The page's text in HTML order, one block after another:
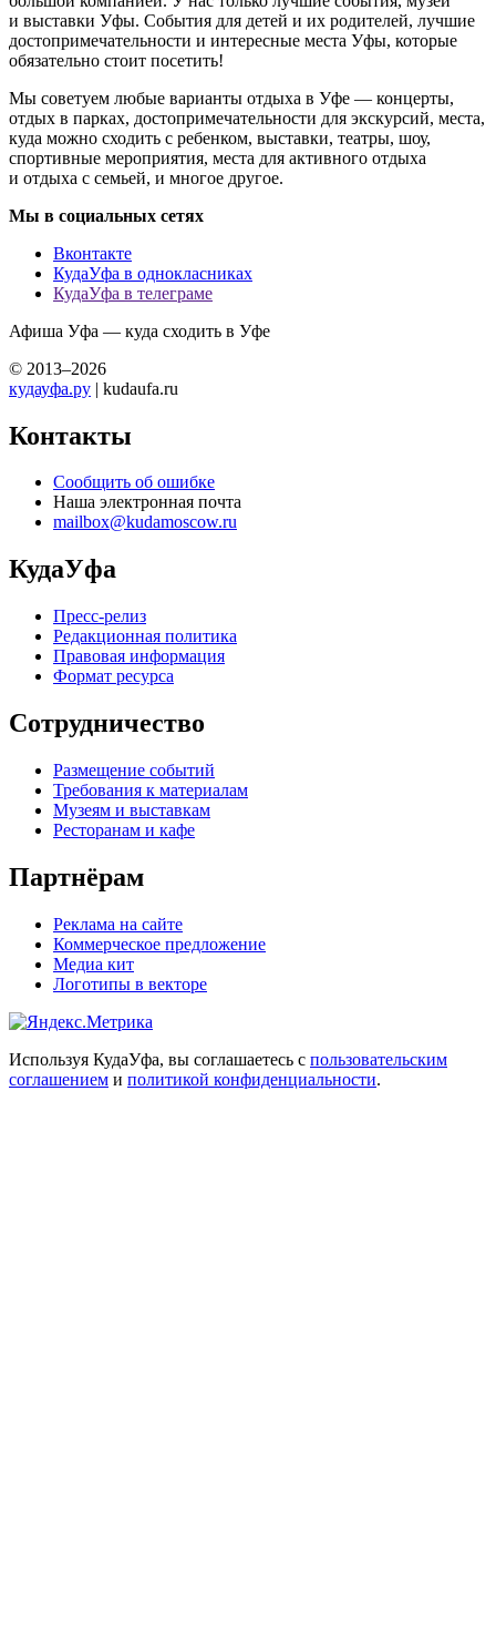
и выставки Уфы. События для детей и их родителей, лучшие
достопримечательности и интересные места Уфы, которые
обязательно стоит посетить!
Мы советуем любые варианты отдыха в Уфе — концерты,
отдых в парках, достопримечательности для экскурсий, места,
куда можно сходить с ребенком, выставки, театры, шоу,
спортивные мероприятия, места для активного отдыха
и отдыха с семьей, и многое другое.
Мы в социальных сетях
Вконтакте
КудаУфа в однокласниках
КудаУфа в телеграме
Афиша Уфа — куда сходить в Уфе
© 2013–2026
кудауфа.ру | kudaufa.ru
Контакты
Сообщить об ошибке
Наша электронная почта
mailbox@kudamoscow.ru
КудаУфа
Пресс-релиз
Редакционная политика
Правовая информация
Формат ресурса
Сотрудничество
Размещение событий
Требования к материалам
Музеям и выставкам
Ресторанам и кафе
Партнёрам
Реклама на сайте
Коммерческое предложение
Медиа кит
Логотипы в векторе
Используя КудаУфа, вы соглашаетесь с пользовательским
соглашением и политикой конфиденциальности.